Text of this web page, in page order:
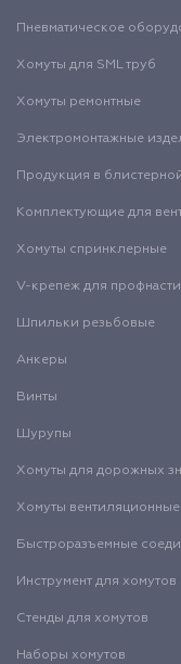
Пневматическое
Хомуты для SML труб
Хомуты ремонтные
Электромонтажные
Продукция в
Комплектующие для
Хомуты спринклерные
V-крепеж для
Шпильки резьбовые
Анкеры
Винты
Шурупы
Хомуты для дорожных
Хомуты вентиляционные
Быстроразъемные
Инструмент для хомутов
Стенды для хомутов
Наборы хомутов